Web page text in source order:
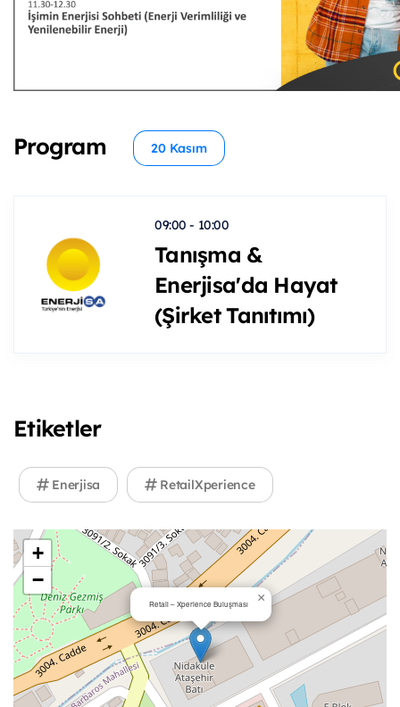
Program 20 Kasım
09:00 - 10:00
Tanışma &
Enerjisa'da Hayat
(Şirket Tanıtımı)
Etiketler
Enerjisa RetailXperience
Retail – Xperience Buluşması ×
+
−